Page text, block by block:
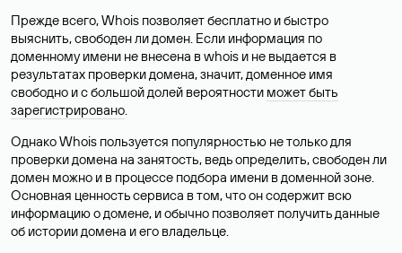
Прежде всего, Whois позволяет бесплатно и быстро
выяснить, свободен ли домен. Если информация по
доменному имени не внесена в whois и не выдается в
результатах проверки домена, значит, доменное имя
свободно и с большой долей вероятности может быть
зарегистрировано.
Однако Whois пользуется популярностью не только для
проверки домена на занятость, ведь определить, свободен ли
домен можно и в процессе подбора имени в доменной зоне.
Основная ценность сервиса в том, что он содержит всю
информацию о домене, и обычно позволяет получить данные
об истории домена и его владельце.